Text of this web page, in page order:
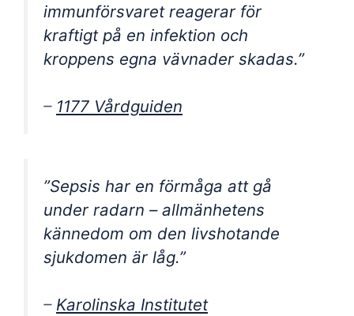
immunförsvaret reagerar för
kraftigt på en infektion och
kroppens egna vävnader skadas.”
– 1177 Vårdguiden
”Sepsis har en förmåga att gå
under radarn – allmänhetens
kännedom om den livshotande
sjukdomen är låg.”
– Karolinska Institutet